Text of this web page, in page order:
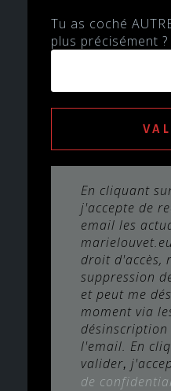
Tu as coché
plus précisément ?
En cliquant
j'accepte de
email les
droit d'accès,
suppression
et peut me
moment via
désinscription
l'email. En
valider,
de